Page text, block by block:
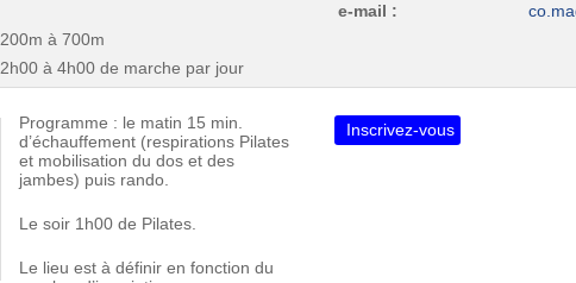
200m à 700m
2h00 à 4h00 de marche par jour
e-mail :
Programme : le matin 15 min.
d’échauffement (respirations Pilates
et mobilisation du dos et des
jambes) puis rando.
Le soir 1h00 de Pilates.
Le lieu est à définir en fonction du
Inscrivez-vous